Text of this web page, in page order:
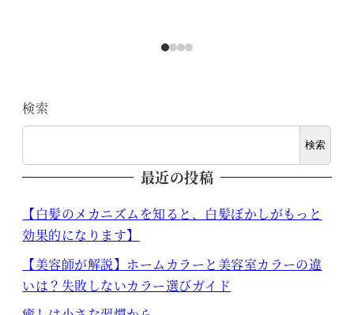
検索
検索
最近の投稿
【白髪のメカニズムを知ると、白髪ぼかしがもっと
効果的になります】
【美容師が解説】ホームカラーと美容室カラーの違
いは？失敗しないカラー選びガイド